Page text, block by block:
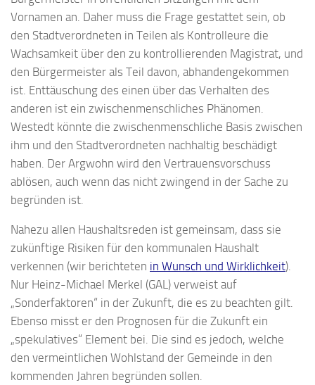
Vornamen an. Daher muss die Frage gestattet sein, ob
den Stadtverordneten in Teilen als Kontrolleure die
Wachsamkeit über den zu kontrollierenden Magistrat, und
den Bürgermeister als Teil davon, abhandengekommen
ist. Enttäuschung des einen über das Verhalten des
anderen ist ein zwischenmenschliches Phänomen.
Westedt könnte die zwischenmenschliche Basis zwischen
ihm und den Stadtverordneten nachhaltig beschädigt
haben. Der Argwohn wird den Vertrauensvorschuss
ablösen, auch wenn das nicht zwingend in der Sache zu
begründen ist.
Nahezu allen Haushaltsreden ist gemeinsam, dass sie
zukünftige Risiken für den kommunalen Haushalt
verkennen (wir berichteten in Wunsch und Wirklichkeit).
Nur Heinz-Michael Merkel (GAL) verweist auf
„Sonderfaktoren“ in der Zukunft, die es zu beachten gilt.
Ebenso misst er den Prognosen für die Zukunft ein
„spekulatives“ Element bei. Die sind es jedoch, welche
den vermeintlichen Wohlstand der Gemeinde in den
kommenden Jahren begründen sollen.